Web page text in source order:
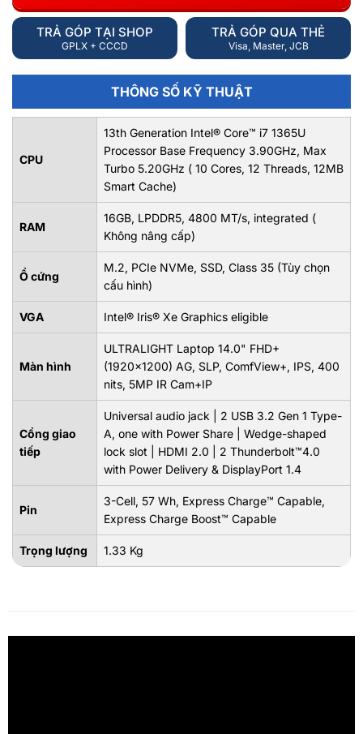
TRẢ GÓP TẠI SHOP
GPLX + CCCD
TRẢ GÓP QUA THẺ
Visa, Master, JCB
THÔNG SỐ KỸ THUẬT
CPU
13th Generation Intel® Core™ i7 1365U
Processor Base Frequency 3.90GHz, Max
Turbo 5.20GHz ( 10 Cores, 12 Threads, 12MB
Smart Cache)
RAM
16GB, LPDDR5, 4800 MT/s, integrated (
Không nâng cấp)
Ổ cứng
M.2, PCIe NVMe, SSD, Class 35 (Tùy chọn
cấu hình)
VGA Intel® Iris® Xe Graphics eligible
Màn hình
ULTRALIGHT Laptop 14.0" FHD+
(1920x1200) AG, SLP, ComfView+, IPS, 400
nits, 5MP IR Cam+IP
Cổng giao
tiếp
Universal audio jack | 2 USB 3.2 Gen 1 Type-
A, one with Power Share | Wedge-shaped
lock slot | HDMI 2.0 | 2 Thunderbolt™4.0
with Power Delivery & DisplayPort 1.4
Pin
3-Cell, 57 Wh, Express Charge™ Capable,
Express Charge Boost™ Capable
Trọng lượng 1.33 Kg